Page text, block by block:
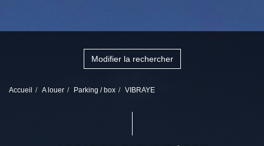
Modifier la rechercher
Accueil A louer Parking / box VIBRAYE